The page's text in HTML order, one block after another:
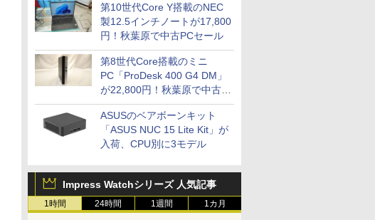
応トレイなど
第10世代Core Y搭載のNEC
製12.5インチノートが17,800
円！秋葉原で中古PCセール
第8世代Core搭載のミニ
PC「ProDesk 400 G4 DM」
が22,800円！秋葉原で中古
PCセール
ASUSのベアボーンキット
「ASUS NUC 15 Lite Kit」が
入荷、CPU別に3モデル
Impress Watchシリーズ 人気記事
1時間 24時間 1週間 1カ月